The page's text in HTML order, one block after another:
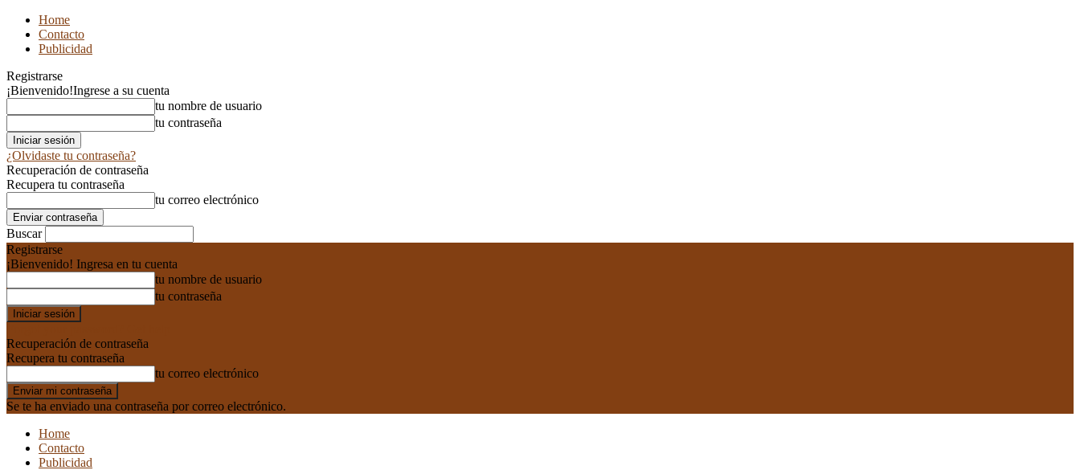
Home
Contacto
Publicidad
Registrarse
¡Bienvenido!Ingrese a su cuenta
tu nombre de usuario
tu contraseña
¿Olvidaste tu contraseña?
Recuperación de contraseña
Recupera tu contraseña
tu correo electrónico
Buscar
Registrarse
¡Bienvenido! Ingresa en tu cuenta
tu nombre de usuario
tu contraseña
Recuperación de contraseña
Recupera tu contraseña
tu correo electrónico
Se te ha enviado una contraseña por correo electrónico.
Home
Contacto
Publicidad